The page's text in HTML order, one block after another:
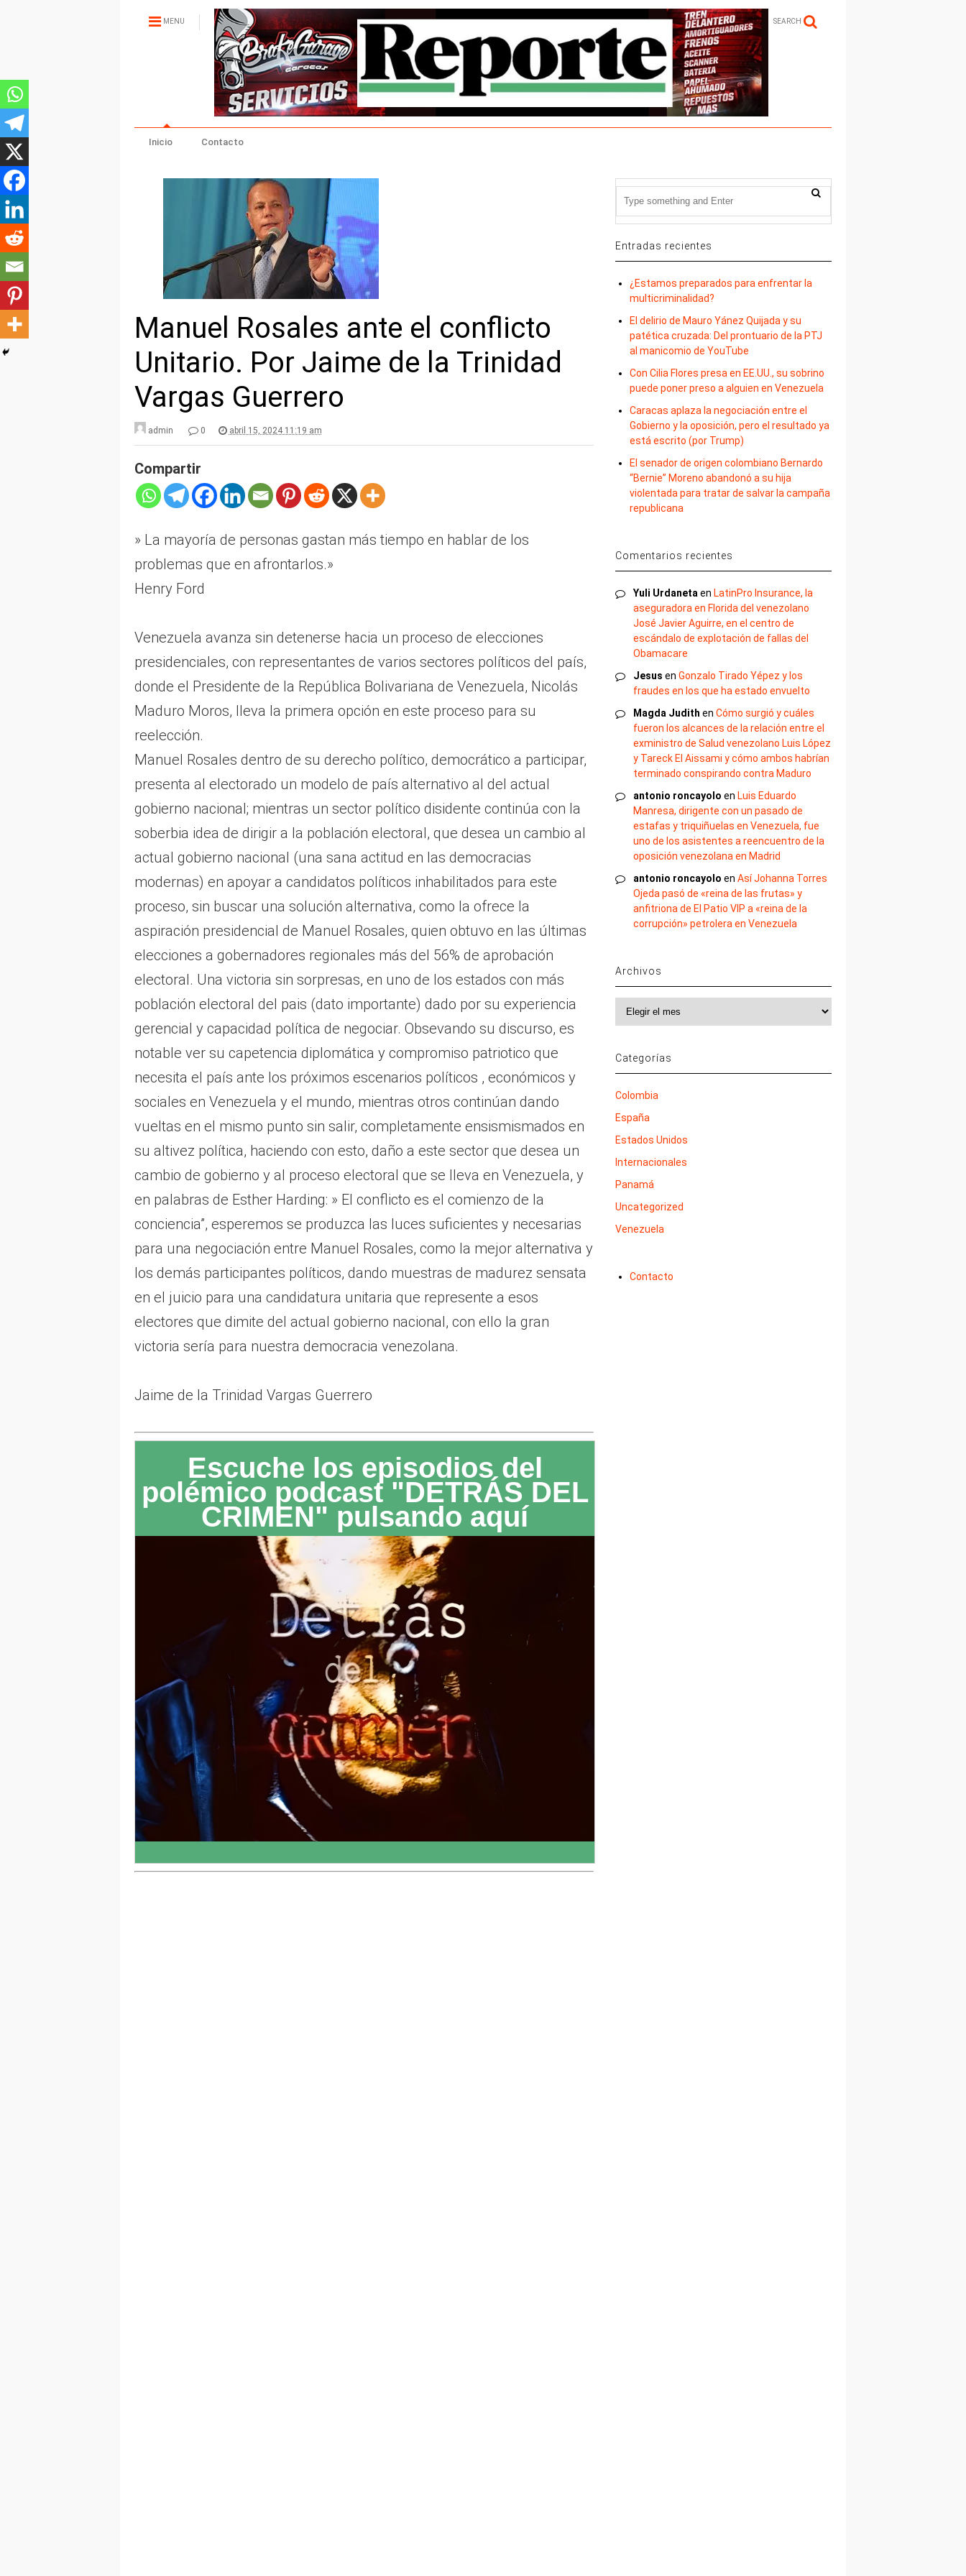
MENU SEARCH
Inicio Contacto
Manuel Rosales ante el conflicto
Unitario. Por Jaime de la Trinidad
Vargas Guerrero
admin 0 abril 15, 2024 11:19 am
Compartir
» La mayoría de personas gastan más tiempo en hablar de los
problemas que en afrontarlos.»
Henry Ford
Venezuela avanza sin detenerse hacia un proceso de elecciones
presidenciales, con representantes de varios sectores políticos del país,
donde el Presidente de la República Bolivariana de Venezuela, Nicolás
Maduro Moros, lleva la primera opción en este proceso para su
reelección.
Manuel Rosales dentro de su derecho político, democrático a participar,
presenta al electorado un modelo de país alternativo al del actual
gobierno nacional; mientras un sector político disidente continúa con la
soberbia idea de dirigir a la población electoral, que desea un cambio al
actual gobierno nacional (una sana actitud en las democracias
modernas) en apoyar a candidatos políticos inhabilitados para este
proceso, sin buscar una solución alternativa, como la ofrece la
aspiración presidencial de Manuel Rosales, quien obtuvo en las últimas
elecciones a gobernadores regionales más del 56% de aprobación
electoral. Una victoria sin sorpresas, en uno de los estados con más
población electoral del pais (dato importante) dado por su experiencia
gerencial y capacidad política de negociar. Obsevando su discurso, es
notable ver su capetencia diplomática y compromiso patriotico que
necesita el país ante los próximos escenarios políticos , económicos y
sociales en Venezuela y el mundo, mientras otros continúan dando
vueltas en el mismo punto sin salir, completamente ensismismados en
su altivez política, haciendo con esto, daño a este sector que desea un
cambio de gobierno y al proceso electoral que se lleva en Venezuela, y
en palabras de Esther Harding: » El conflicto es el comienzo de la
conciencia”, esperemos se produzca las luces suficientes y necesarias
para una negociación entre Manuel Rosales, como la mejor alternativa y
los demás participantes políticos, dando muestras de madurez sensata
en el juicio para una candidatura unitaria que represente a esos
electores que dimite del actual gobierno nacional, con ello la gran
victoria sería para nuestra democracia venezolana.
Jaime de la Trinidad Vargas Guerrero
Escuche los episodios del
polémico podcast "DETRÁS DEL
CRIMEN" pulsando aquí
Entradas recientes
¿Estamos preparados para enfrentar la
multicriminalidad?
El delirio de Mauro Yánez Quijada y su
patética cruzada: Del prontuario de la PTJ
al manicomio de YouTube
Con Cilia Flores presa en EE.UU., su sobrino
puede poner preso a alguien en Venezuela
Caracas aplaza la negociación entre el
Gobierno y la oposición, pero el resultado ya
está escrito (por Trump)
El senador de origen colombiano Bernardo
“Bernie” Moreno abandonó a su hija
violentada para tratar de salvar la campaña
republicana
Comentarios recientes
Yuli Urdaneta en LatinPro Insurance, la
aseguradora en Florida del venezolano
José Javier Aguirre, en el centro de
escándalo de explotación de fallas del
Obamacare
Jesus enGonzalo Tirado Yépez y los
fraudes en los que ha estado envuelto
Magda Judith enCómo surgió y cuáles
fueron los alcances de la relación entre el
exministro de Salud venezolano Luis López
y Tareck El Aissami y cómo ambos habrían
terminado conspirando contra Maduro
antonio roncayolo en Luis Eduardo
Manresa, dirigente con un pasado de
estafas y triquiñuelas en Venezuela, fue
uno de los asistentes a reencuentro de la
oposición venezolana en Madrid
antonio roncayolo enAsí Johanna Torres
Ojeda pasó de «reina de las frutas» y
anfitriona de El Patio VIP a «reina de la
corrupción» petrolera en Venezuela
Archivos
Categorías
Colombia
España
Estados Unidos
Internacionales
Panamá
Uncategorized
Venezuela
Contacto